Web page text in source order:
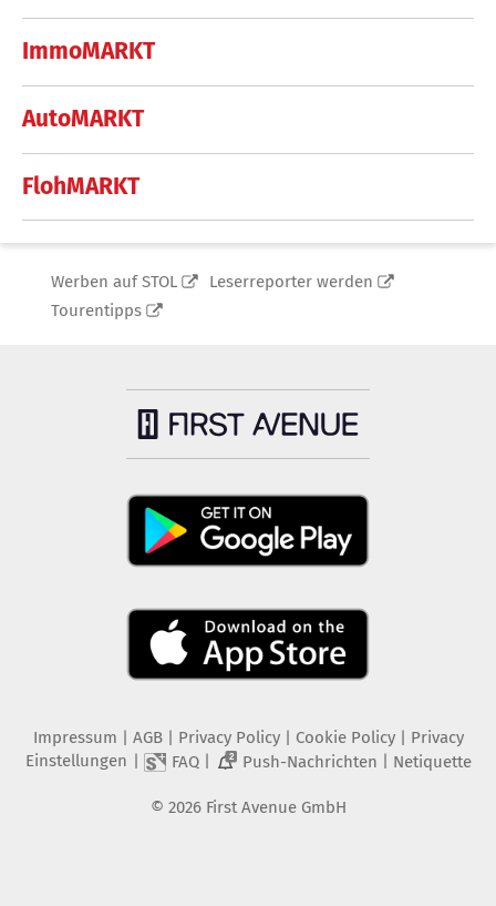
ImmoMARKT
AutoMARKT
FlohMARKT
Werben auf STOL
Leserreporter werden
Tourentipps
Impressum AGB Privacy Policy| Cookie Policy| Privacy
Einstellungen
FAQ| 2 Push-Nachrichten Netiquette
© 2026 First Avenue GmbH